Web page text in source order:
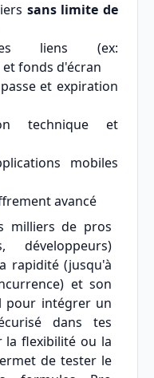
sans limite de
liens (ex:
et fonds d'écran
et expiration
technique et
mobiles
avancé
milliers de pros
développeurs)
rapidité (jusqu'à
et son
intégrer un
dans tes
la flexibilité ou la
de tester le